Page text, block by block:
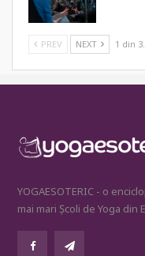
PREV NEXT 1 din
YOGAESOTERIC - o
mai mari Școli de Yoga din